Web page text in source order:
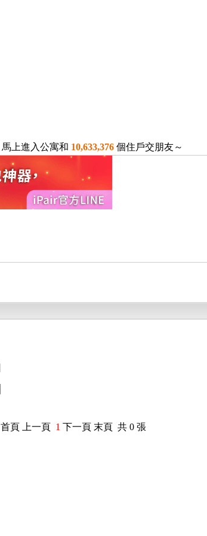
馬上進入公寓和 10,633,376 個住戶交朋友～
首頁 上一頁 1 下一頁 末頁 共 0 張